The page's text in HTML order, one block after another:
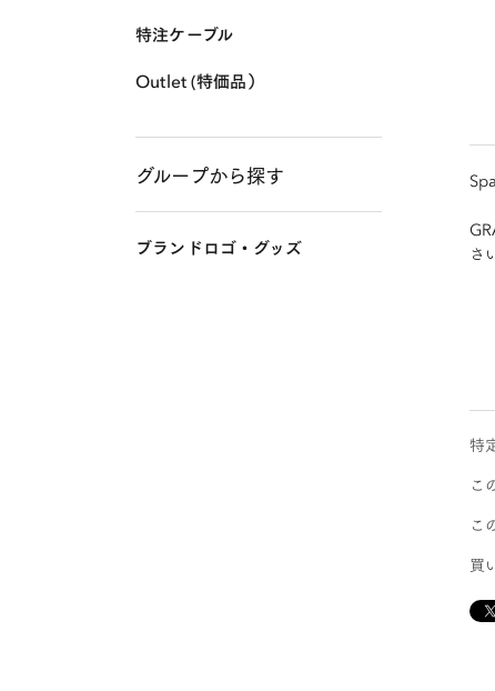
さ
特
こ
こ
買
特注ケーブル
Outlet (特価品）
グループから探す
ブランドロゴ・グッズ